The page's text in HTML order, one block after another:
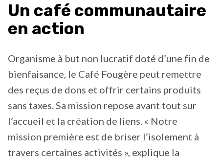
Un café communautaire
en action
Organisme à but non lucratif doté d’une fin de
bienfaisance, le Café Fougère peut remettre
des reçus de dons et offrir certains produits
sans taxes. Sa mission repose avant tout sur
l’accueil et la création de liens. « Notre
mission première est de briser l’isolement à
travers certaines activités », explique la